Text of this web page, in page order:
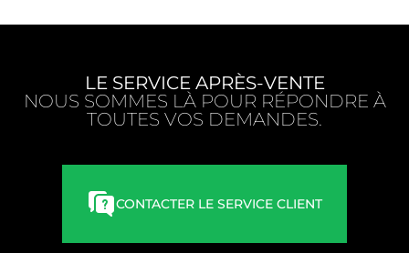
LE SERVICE APRÈS-VENTE
NOUS SOMMES LÀ POUR RÉPONDRE À
TOUTES VOS DEMANDES.
CONTACTER LE SERVICE CLIENT